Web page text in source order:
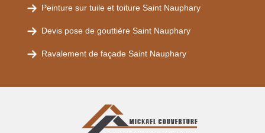
Peinture sur tuile et toiture Saint Nauphary
Devis pose de gouttière Saint Nauphary
Ravalement de façade Saint Nauphary